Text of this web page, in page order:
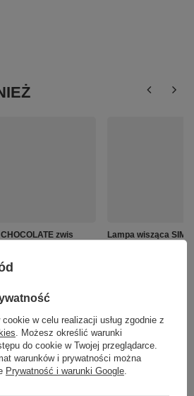
zwis
Lampa wisząca
w celu realizacji usług zgodnie z
. Możesz określić warunki
do cookie w Twojej przeglądarce.
warunków i prywatności można
Prywatność i warunki Google.